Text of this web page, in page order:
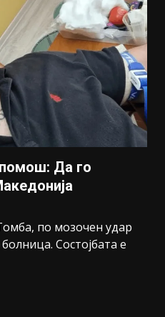
Да го
по мозочен удар
Состојбата е